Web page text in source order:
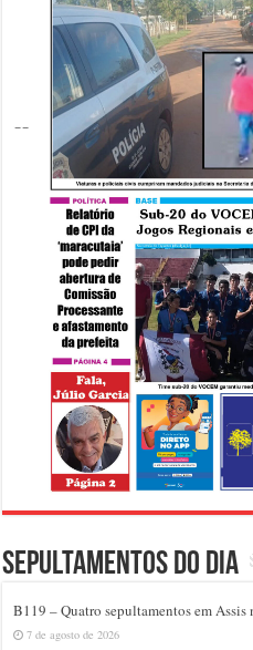
Sepultamentos do dia
B119 – Quatro sepultamentos em Assis
7 de agosto de 2026